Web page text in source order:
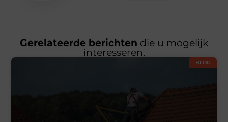
Gerelateerde berichten die u mogelijk
interesseren.
BLOG